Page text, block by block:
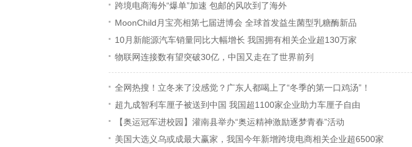
跨境电商海外“爆单”加速 包邮的风吹到了海外
MoonChild月宝亮相第七届进博会 全球首发益生菌型乳糖酶新品
10月新能源汽车销量同比大幅增长 我国拥有相关企业超130万家
物联网连接数有望突破30亿，中国又走在了世界前列
全网热搜！立冬来了没感觉？广东人都喝上了“冬季的第一口鸡汤”！
超九成智利车厘子被送到中国 我国超1100家企业助力车厘子自由
【奥运冠军进校园】灌南县举办“奥运精神激励逐梦青春”活动
美国大选义乌或成最大赢家，我国今年新增跨境电商相关企业超6500家